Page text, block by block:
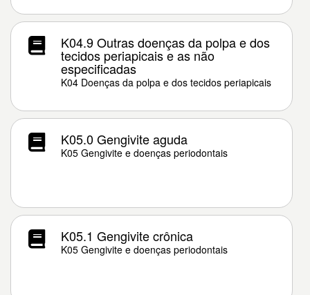
K04.9 Outras doenças da polpa e dos
tecidos periapicais e as não
especificadas
K04 Doenças da polpa e dos tecidos periapicais
K05.0 Gengivite aguda
K05 Gengivite e doenças periodontais
K05.1 Gengivite crônica
K05 Gengivite e doenças periodontais